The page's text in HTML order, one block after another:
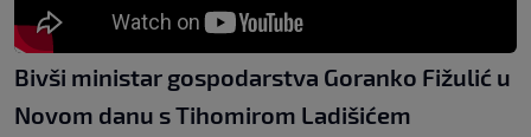
Bivši ministar gospodarstva Goranko Fižulić u
Novom danu s Tihomirom Ladišićem